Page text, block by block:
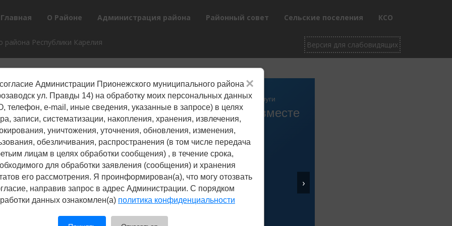
×
Администрации Прионежского муниципального района
ул. Правды 14) на обработку моих персональных данных
телефон, е-mail, иные сведения, указанные в запросе) в целях
записи, систематизации, накопления, хранения, извлечения,
уничтожения, уточнения, обновления, изменения,
обезличивания, распространения (в том числе передача
лицам в целях обработки сообщения) , в течение срока,
для обработки заявления (сообщения) и хранения
его рассмотрения. Я проинформирован(а), что могу отозвать
направив запрос в адрес Администрации. С порядком
данных ознакомлен(а) политика конфиденциальности
Главная О Районе Администрация района Районный совет Сельские поселения КСО
Республики Карелия
Решаем вместе
яма
—
›